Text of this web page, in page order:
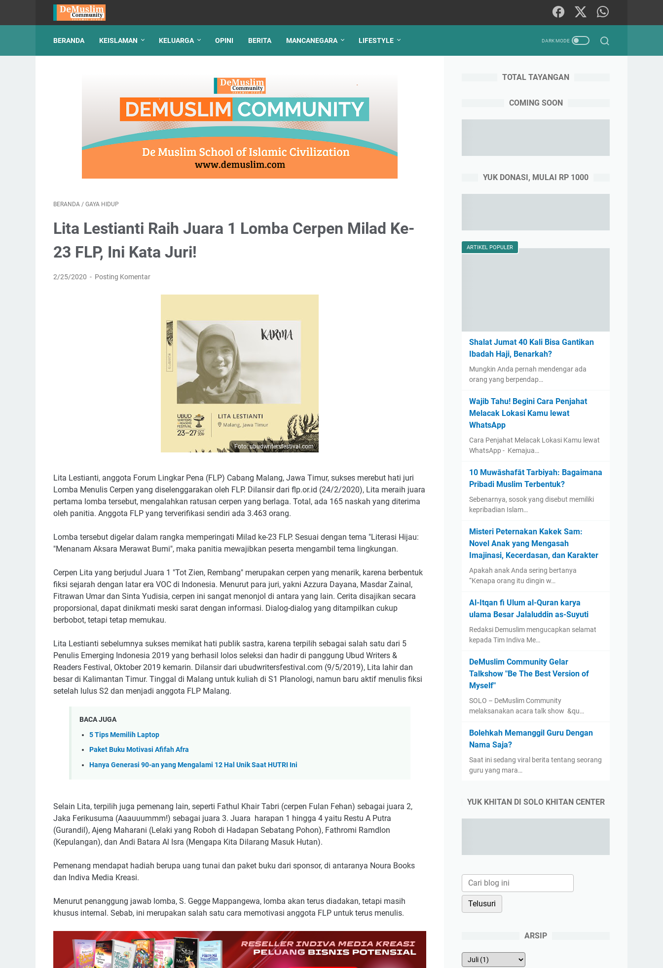
BERANDA KEISLAMAN KELUARGA OPINI BERITA MANCANEGARA LIFESTYLE
BERANDA / GAYA HIDUP
Lita Lestianti Raih Juara 1 Lomba Cerpen Milad Ke-
23 FLP, Ini Kata Juri!
2/25/2020 Posting Komentar
Foto: ubudwritersfestival.com
Lita Lestianti, anggota Forum Lingkar Pena (FLP) Cabang Malang, Jawa Timur, sukses merebut hati juri
Lomba Menulis Cerpen yang diselenggarakan oleh FLP. Dilansir dari flp.or.id (24/2/2020), Lita meraih juara
pertama lomba tersebut, mengalahkan ratusan cerpen yang berlaga. Total, ada 165 naskah yang diterima
oleh panitia. Anggota FLP yang terverifikasi sendiri ada 3.463 orang.
Lomba tersebut digelar dalam rangka memperingati Milad ke-23 FLP. Sesuai dengan tema "Literasi Hijau:
"Menanam Aksara Merawat Bumi", maka panitia mewajibkan peserta mengambil tema lingkungan.
Cerpen Lita yang berjudul Juara 1 "Tot Zien, Rembang" merupakan cerpen yang menarik, karena berbentuk
fiksi sejarah dengan latar era VOC di Indonesia. Menurut para juri, yakni Azzura Dayana, Masdar Zainal,
Fitrawan Umar dan Sinta Yudisia, cerpen ini sangat menonjol di antara yang lain. Cerita disajikan secara
proporsional, dapat dinikmati meski sarat dengan informasi. Dialog-dialog yang ditampilkan cukup
berbobot, tetapi tetap memukau.
Lita Lestianti sebelumnya sukses memikat hati publik sastra, karena terpilih sebagai salah satu dari 5
Penulis Emerging Indonesia 2019 yang berhasil lolos seleksi dan hadir di panggung Ubud Writers &
Readers Festival, Oktober 2019 kemarin. Dilansir dari ubudwritersfestival.com (9/5/2019), Lita lahir dan
besar di Kalimantan Timur. Tinggal di Malang untuk kuliah di S1 Planologi, namun baru aktif menulis fiksi
setelah lulus S2 dan menjadi anggota FLP Malang.
BACA JUGA
5 Tips Memilih Laptop
Paket Buku Motivasi Afifah Afra
Hanya Generasi 90-an yang Mengalami 12 Hal Unik Saat HUTRI Ini
Selain Lita, terpilih juga pemenang lain, seperti Fathul Khair Tabri (cerpen Fulan Fehan) sebagai juara 2,
Jaka Ferikusuma (Aaauuummm!) sebagai juara 3. Juara harapan 1 hingga 4 yaitu Restu A Putra
(Gurandil), Ajeng Maharani (Lelaki yang Roboh di Hadapan Sebatang Pohon), Fathromi Ramdlon
(Kepulangan), dan Andi Batara Al Isra (Mengapa Kita Dilarang Masuk Hutan).
Pemenang mendapat hadiah berupa uang tunai dan paket buku dari sponsor, di antaranya Noura Books
dan Indiva Media Kreasi.
Menurut penanggung jawab lomba, S. Gegge Mappangewa, lomba akan terus diadakan, tetapi masih
khusus internal. Sebab, ini merupakan salah satu cara memotivasi anggota FLP untuk terus menulis.
TOTAL TAYANGAN
COMING SOON
YUK DONASI, MULAI RP 1000
ARTIKEL POPULER
Shalat Jumat 40 Kali Bisa Gantikan
Ibadah Haji, Benarkah?
Mungkin Anda pernah mendengar ada
orang yang berpendap…
Wajib Tahu! Begini Cara Penjahat
Melacak Lokasi Kamu lewat
WhatsApp
Cara Penjahat Melacak Lokasi Kamu lewat
WhatsApp - Kemajua…
10 Muwāshafāt Tarbiyah: Bagaimana
Pribadi Muslim Terbentuk?
Sebenarnya, sosok yang disebut memiliki
kepribadian Islam…
Misteri Peternakan Kakek Sam:
Novel Anak yang Mengasah
Imajinasi, Kecerdasan, dan Karakter
Apakah anak Anda sering bertanya
“Kenapa orang itu dingin w…
Al-Itqan fi Ulum al-Quran karya
ulama Besar Jalaluddin as-Suyuti
Redaksi Demuslim mengucapkan selamat
kepada Tim Indiva Me…
DeMuslim Community Gelar
Talkshow "Be The Best Version of
Myself"
SOLO – DeMuslim Community
melaksanakan acara talk show &qu…
Bolehkah Memanggil Guru Dengan
Nama Saja?
Saat ini sedang viral berita tentang seorang
guru yang mara…
YUK KHITAN DI SOLO KHITAN CENTER
ARSIP